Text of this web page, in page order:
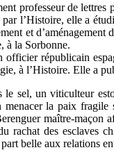
professeur de
l’Histoire, elle a
et
à la Sorbonne.
républicain
à l’Histoire. Elle a
sel, un viticulteur
la paix
maître-maçon
rachat des esclaves
belle aux relations